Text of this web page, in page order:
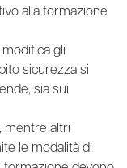
alla formazione
gli
sicurezza si
sia sui
mentre altri
le modalità di